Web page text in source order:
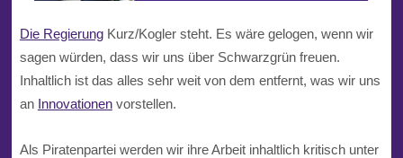
Die RegierungKurz/Kogler steht. Es wäre gelogen, wenn wir
sagen würden, dass wir uns über Schwarzgrün freuen.
Inhaltlich ist das alles sehr weit von dem entfernt, was wir uns
an Innovationenvorstellen.
Als Piratenpartei werden wir ihre Arbeit inhaltlich kritisch unter